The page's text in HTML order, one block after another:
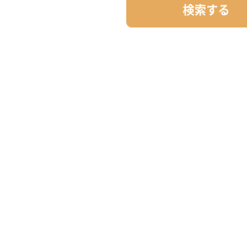
検索する